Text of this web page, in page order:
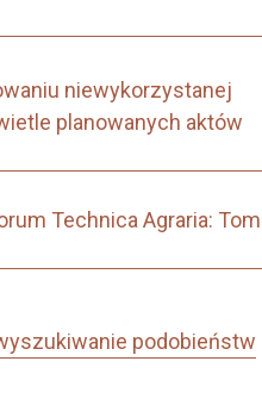
niewykorzystanej
planowanych aktów
Technica Agraria: Tom
podobieństw